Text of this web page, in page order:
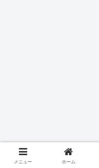
メニュー ホーム